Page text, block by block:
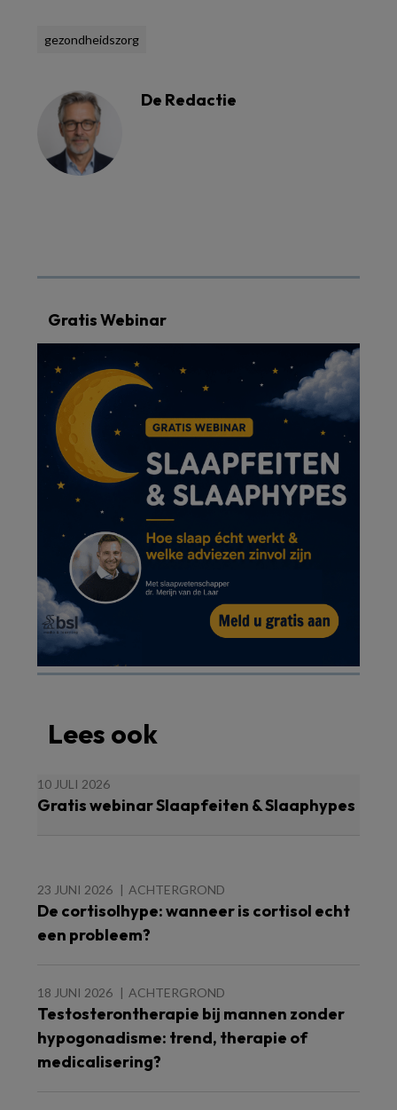
gezondheidszorg
De Redactie
Gratis Webinar
Lees ook
10 JULI 2026
Gratis webinar Slaapfeiten & Slaaphypes
23 JUNI 2026 ACHTERGROND
De cortisolhype: wanneer is cortisol echt
een probleem?
18 JUNI 2026 ACHTERGROND
Testosterontherapie bij mannen zonder
hypogonadisme: trend, therapie of
medicalisering?